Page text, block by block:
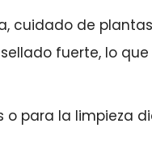
cuidado de
fuerte, lo
para la limpieza